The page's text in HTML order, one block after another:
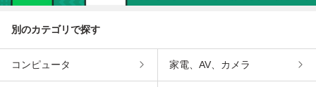
別のカテゴリで探す
コンピュータ 家電、AV、カメラ